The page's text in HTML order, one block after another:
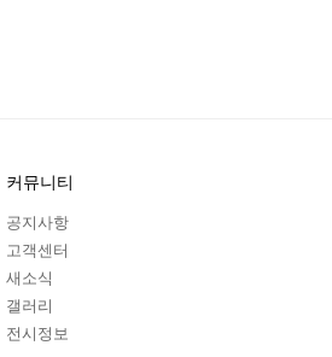
커뮤니티
공지사항
고객센터
새소식
갤러리
전시정보